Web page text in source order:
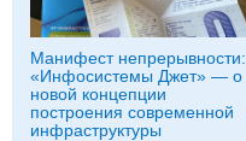
Манифест непрерывности:
«Инфосистемы Джет» — о
новой концепции
построения современной
инфраструктуры